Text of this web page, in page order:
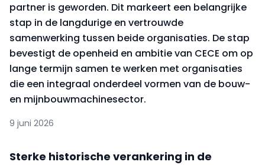
partner is geworden. Dit markeert een belangrijke
stap in de langdurige en vertrouwde
samenwerking tussen beide organisaties. De stap
bevestigt de openheid en ambitie van CECE om op
lange termijn samen te werken met organisaties
die een integraal onderdeel vormen van de bouw-
en mijnbouwmachinesector.
9 juni 2026
Sterke historische verankering in de